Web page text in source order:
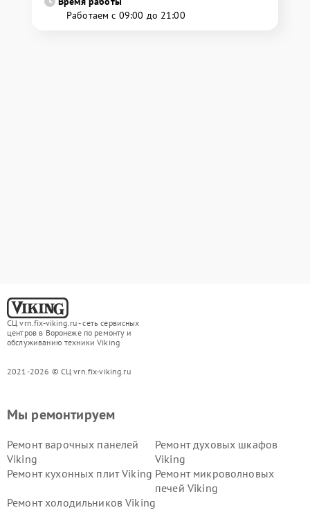
Работаем с 09:00 до 21:00
СЦ vrn.fix-viking.ru - сеть сервисных
центров в Воронеже по ремонту и
обслуживанию техники Viking
2021-2026 © СЦ vrn.fix-viking.ru
Мы ремонтируем
Ремонт варочных панелей
Viking
Ремонт духовых шкафов
Viking
Ремонт кухонных плит Viking Ремонт микроволновых
печей Viking
Ремонт холодильников Viking